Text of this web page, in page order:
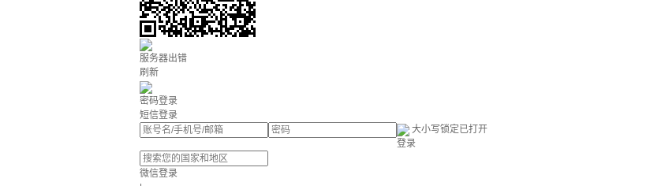
服务器出错
刷新
密码登录
短信登录
大小写锁定已打开
登录
微信登录